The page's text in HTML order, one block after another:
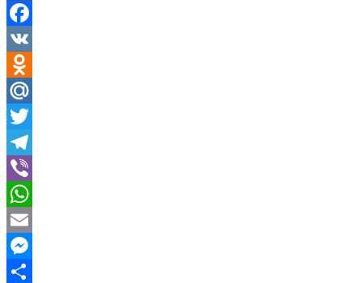
Facebook
VK
Odnoklassniki
Mail.Ru
Twitter
Telegram
Viber
WhatsApp
Email
Messenger